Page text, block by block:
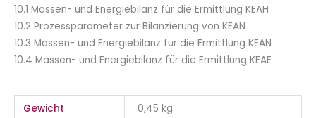
10.1 Massen- und Energiebilanz für die Ermittlung KEAH
10.2 Prozessparameter zur Bilanzierung von KEAN
10.3 Massen- und Energiebilanz für die Ermittlung KEAN
10.4 Massen- und Energiebilanz für die Ermittlung KEAE
Gewicht 0,45 kg